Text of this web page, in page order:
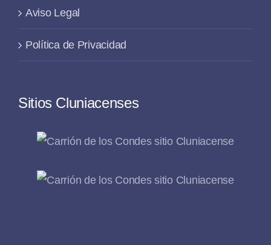
Aviso Legal
Política de Privacidad
Sitios Cluniacenses